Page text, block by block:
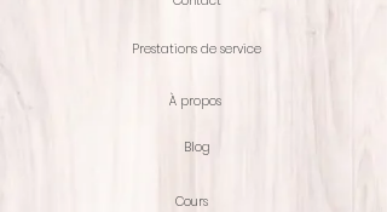
Prestations de service
À propos
Blog
Cours